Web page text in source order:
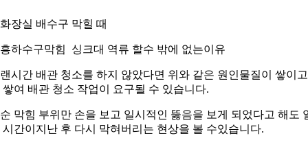
장실 배수구 막힐 때
하수구막힘 싱크대 역류 할수 밖에 없는이유
시간 배관 청소를 하지 않았다면 위와 같은 원인물질이 쌓이고
쌓여 배관 청소 작업이 요구될 수 있습니다.
막힘 부위만 손을 보고 일시적인 뚫음을 보게 되었다고 해도
시간이지난 후 다시 막혀버리는 현상을 볼 수있습니다.